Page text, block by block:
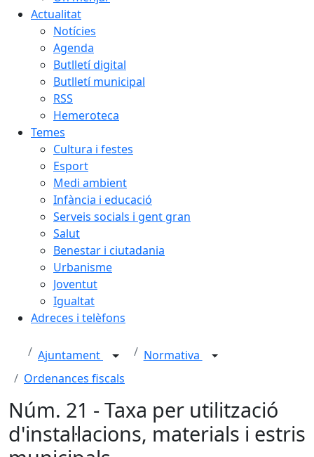
Actualitat
Notícies
Agenda
Butlletí digital
Butlletí municipal
RSS
Hemeroteca
Temes
Cultura i festes
Esport
Medi ambient
Infància i educació
Serveis socials i gent gran
Salut
Benestar i ciutadania
Urbanisme
Joventut
Igualtat
Adreces i telèfons
Ajuntament
Normativa
Ordenances fiscals
Núm. 21 - Taxa per utilització
d'instal·lacions, materials i estris